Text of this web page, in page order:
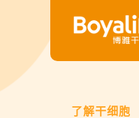
了解干细胞